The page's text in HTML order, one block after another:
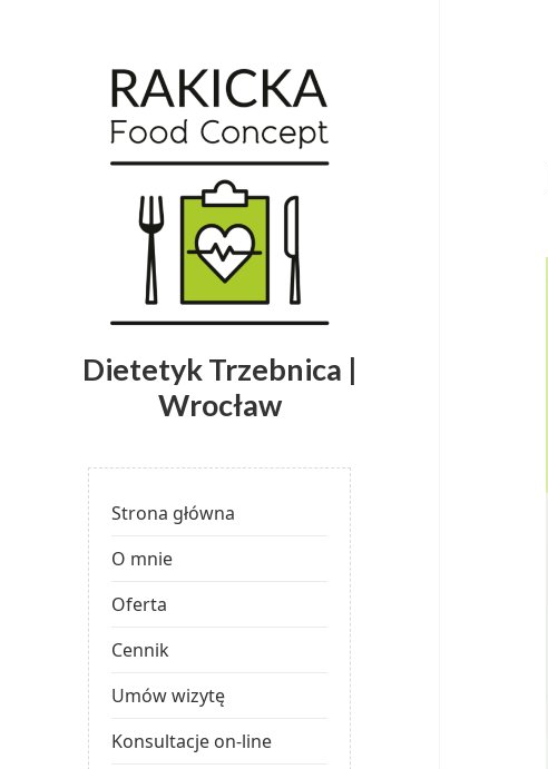
Dietetyk Trzebnica |
Wrocław
Strona główna
O mnie
Oferta
Cennik
Umów wizytę
Konsultacje on-line